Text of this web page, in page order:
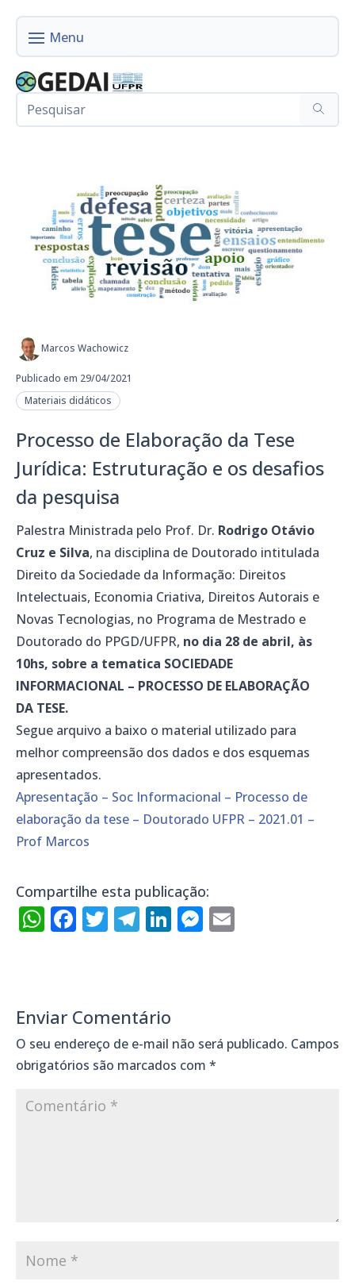
Marcos Wachowicz
Publicado em 29/04/2021
Materiais didáticos
Processo de Elaboração da Tese
Jurídica: Estruturação e os desafios
da pesquisa
Palestra Ministrada pelo Prof. Dr. Rodrigo Otávio
Cruz e Silva, na disciplina de Doutorado intitulada
Direito da Sociedade da Informação: Direitos
Intelectuais, Economia Criativa, Direitos Autorais e
Novas Tecnologias, no Programa de Mestrado e
Doutorado do PPGD/UFPR, no dia 28 de abril, às
10hs, sobre a tematica SOCIEDADE
INFORMACIONAL – PROCESSO DE ELABORAÇÃO
DA TESE.
Segue arquivo a baixo o material utilizado para
melhor compreensão dos dados e dos esquemas
apresentados.
Apresentação – Soc Informacional – Processo de
elaboração da tese – Doutorado UFPR – 2021.01 –
Prof Marcos
Compartilhe esta publicação:
WhatsApp
Facebook
Twitter
Telegram
LinkedIn
Messenger
Enviar Comentário
O seu endereço de e-mail não será publicado. Campos
obrigatórios são marcados com *